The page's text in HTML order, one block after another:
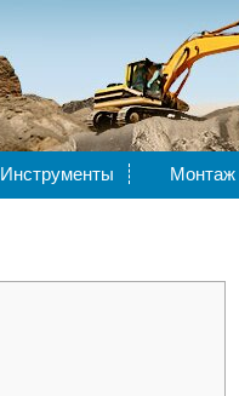
Инструменты Монтаж